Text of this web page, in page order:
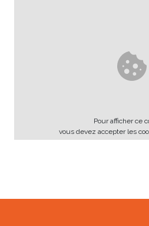
Pour afficher ce
vous devez accepter les